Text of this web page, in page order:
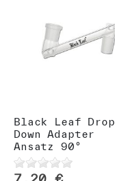
Black Leaf Drop
Down Adapter
Ansatz 90°